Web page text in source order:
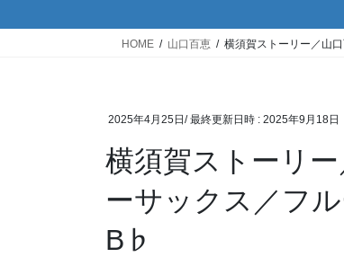
HOME 山口百恵 横須賀ストーリー／山
2025年4月25日 / 最終更新日時 : 2025年9月18日
横須賀ストーリ
ーサックス／フ
B♭